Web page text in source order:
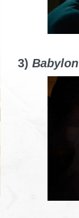
3) Babylon